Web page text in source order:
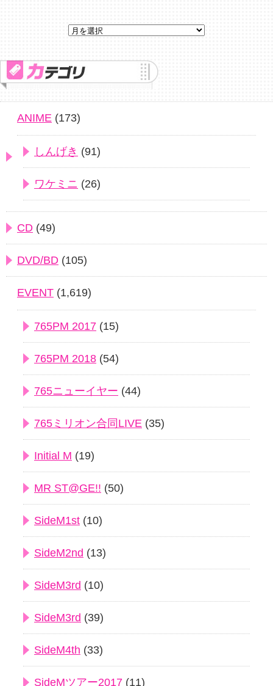
ANIME (173)
しんげき (91)
ワケミニ (26)
CD (49)
DVD/BD (105)
EVENT (1,619)
765PM 2017 (15)
765PM 2018 (54)
765ニューイヤー (44)
765ミリオン合同LIVE (35)
Initial M (19)
MR ST@GE!! (50)
SideM1st (10)
SideM2nd (13)
SideM3rd (10)
SideM3rd (39)
SideM4th (33)
SideMツアー2017 (11)